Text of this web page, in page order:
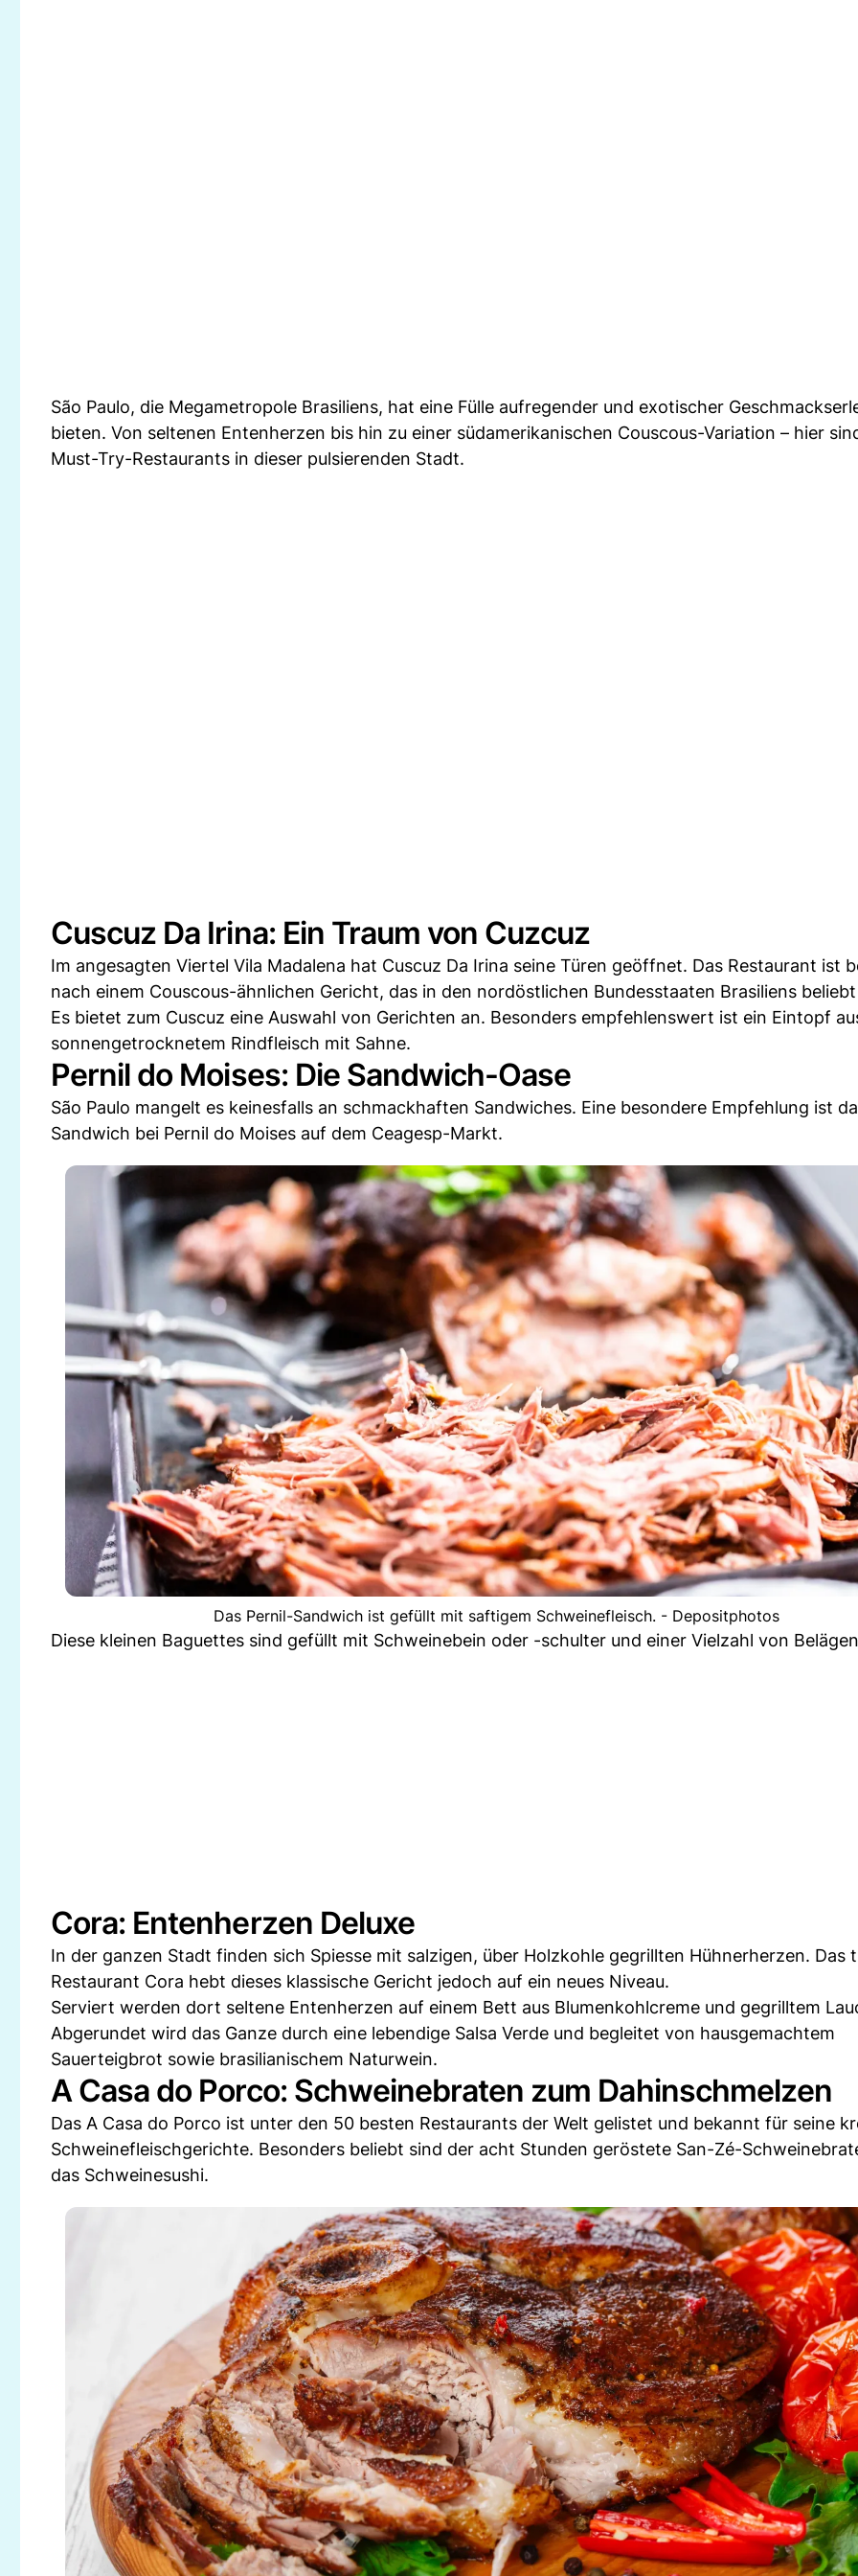
São Paulo, die Megametropole Brasiliens, hat eine Fülle aufregender und exotischer
bieten. Von seltenen Entenherzen bis hin zu einer südamerikanischen Couscous-Variation – hier
Must-Try-Restaurants in dieser pulsierenden Stadt.
Cuscuz Da Irina: Ein Traum von Cuzcuz
Im angesagten Viertel Vila Madalena hat Cuscuz Da Irina seine Türen geöffnet. Das Restaurant ist
nach einem Couscous-ähnlichen Gericht, das in den nordöstlichen Bundesstaaten Brasiliens
Es bietet zum Cuscuz eine Auswahl von Gerichten an. Besonders empfehlenswert ist ein Eintopf
sonnengetrocknetem Rindfleisch mit Sahne.
Pernil do Moises: Die Sandwich-Oase
São Paulo mangelt es keinesfalls an schmackhaften Sandwiches. Eine besondere Empfehlung ist
Sandwich bei Pernil do Moises auf dem Ceagesp-Markt.
Das Pernil-Sandwich ist gefüllt mit saftigem Schweinefleisch. - Depositphotos
Diese kleinen Baguettes sind gefüllt mit Schweinebein oder -schulter und einer Vielzahl von
Cora: Entenherzen Deluxe
In der ganzen Stadt finden sich Spiesse mit salzigen, über Holzkohle gegrillten Hühnerherzen. Das
Restaurant Cora hebt dieses klassische Gericht jedoch auf ein neues Niveau.
Serviert werden dort seltene Entenherzen auf einem Bett aus Blumenkohlcreme und gegrilltem
Abgerundet wird das Ganze durch eine lebendige Salsa Verde und begleitet von hausgemachtem
Sauerteigbrot sowie brasilianischem Naturwein.
A Casa do Porco: Schweinebraten zum Dahinschmelzen
Das A Casa do Porco ist unter den 50 besten Restaurants der Welt gelistet und bekannt für seine
Schweinefleischgerichte. Besonders beliebt sind der acht Stunden geröstete San-Zé-
das Schweinesushi.